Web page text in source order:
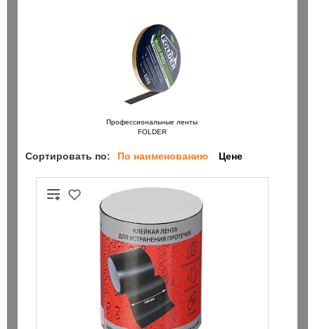
Профессиональные ленты
FOLDER
Сортировать по: По наименованию Цене